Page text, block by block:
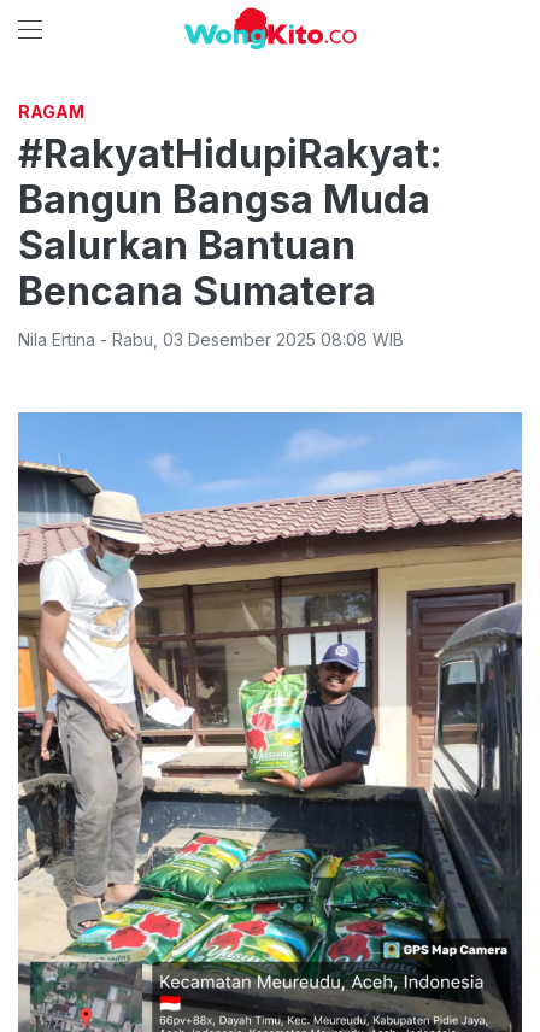
RAGAM
#RakyatHidupiRakyat:
Bangun Bangsa Muda
Salurkan Bantuan
Bencana Sumatera
Nila Ertina - Rabu 03 Desember 2025 08:08 WIB